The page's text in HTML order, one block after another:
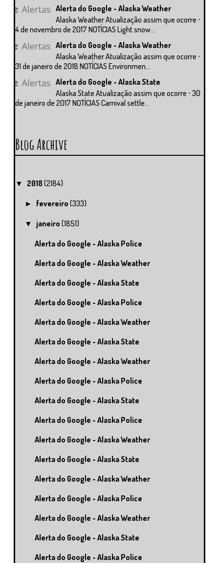
Alerta do Google - Alaska Weather
Alaska Weather Atualização assim que ocorre ⋅
4 de novembro de 2017 NOTÍCIAS Light snow...
Alerta do Google - Alaska Weather
Alaska Weather Atualização assim que ocorre ⋅
31 de janeiro de 2018 NOTÍCIAS Environmen...
Alerta do Google - Alaska State
Alaska State Atualização assim que ocorre ⋅ 30
de janeiro de 2017 NOTÍCIAS Carnival settle...
Blog Archive
▼ 2018 (2184)
► fevereiro(333)
▼ janeiro(1851)
Alerta do Google - Alaska Police
Alerta do Google - Alaska Weather
Alerta do Google - Alaska State
Alerta do Google - Alaska Police
Alerta do Google - Alaska Weather
Alerta do Google - Alaska State
Alerta do Google - Alaska Weather
Alerta do Google - Alaska Police
Alerta do Google - Alaska State
Alerta do Google - Alaska Police
Alerta do Google - Alaska Weather
Alerta do Google - Alaska State
Alerta do Google - Alaska Weather
Alerta do Google - Alaska Police
Alerta do Google - Alaska Weather
Alerta do Google - Alaska State
Alerta do Google - Alaska Police